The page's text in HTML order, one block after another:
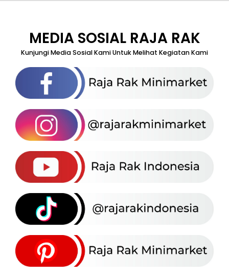
MEDIA SOSIAL RAJA RAK
Kunjungi Media Sosial Kami Untuk Melihat Kegiatan Kami